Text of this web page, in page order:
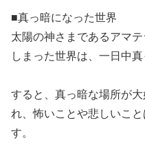
■真っ暗になった世界
太陽の神さまであるアマ
しまった世界は、一日中
すると、真っ暗な場所が
れ、怖いことや悲しいこ
す。